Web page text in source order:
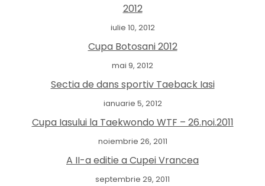
2012
iulie 10, 2012
Cupa Botosani 2012
mai 9, 2012
Sectia de dans sportiv Taeback Iasi
ianuarie 5, 2012
Cupa Iasului la Taekwondo WTF – 26.noi.2011
noiembrie 26, 2011
A II-a editie a Cupei Vrancea
septembrie 29, 2011